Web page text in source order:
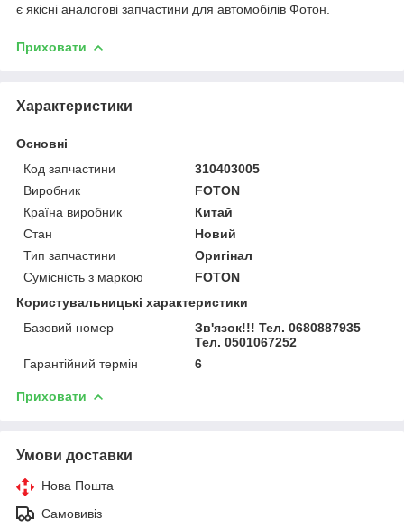
є якісні аналогові запчастини для автомобілів Фотон.
Приховати
Характеристики
Основні
Код запчастини
310403005
Виробник
FOTON
Країна виробник
Китай
Стан
Новий
Тип запчастини
Оригінал
Сумісність з маркою
FOTON
Користувальницькі характеристики
Базовий номер
Зв'язок!!! Тел. 0680887935
Тел. 0501067252
Гарантійний термін
6
Приховати
Умови доставки
Нова Пошта
Самовивіз